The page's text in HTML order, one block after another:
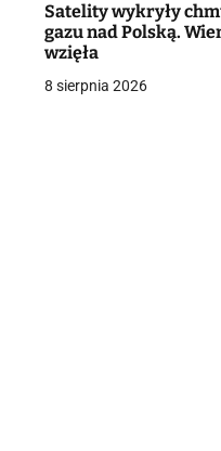
Satelity wykryły
gazu nad Polską.
wzięła
8 sierpnia 2026